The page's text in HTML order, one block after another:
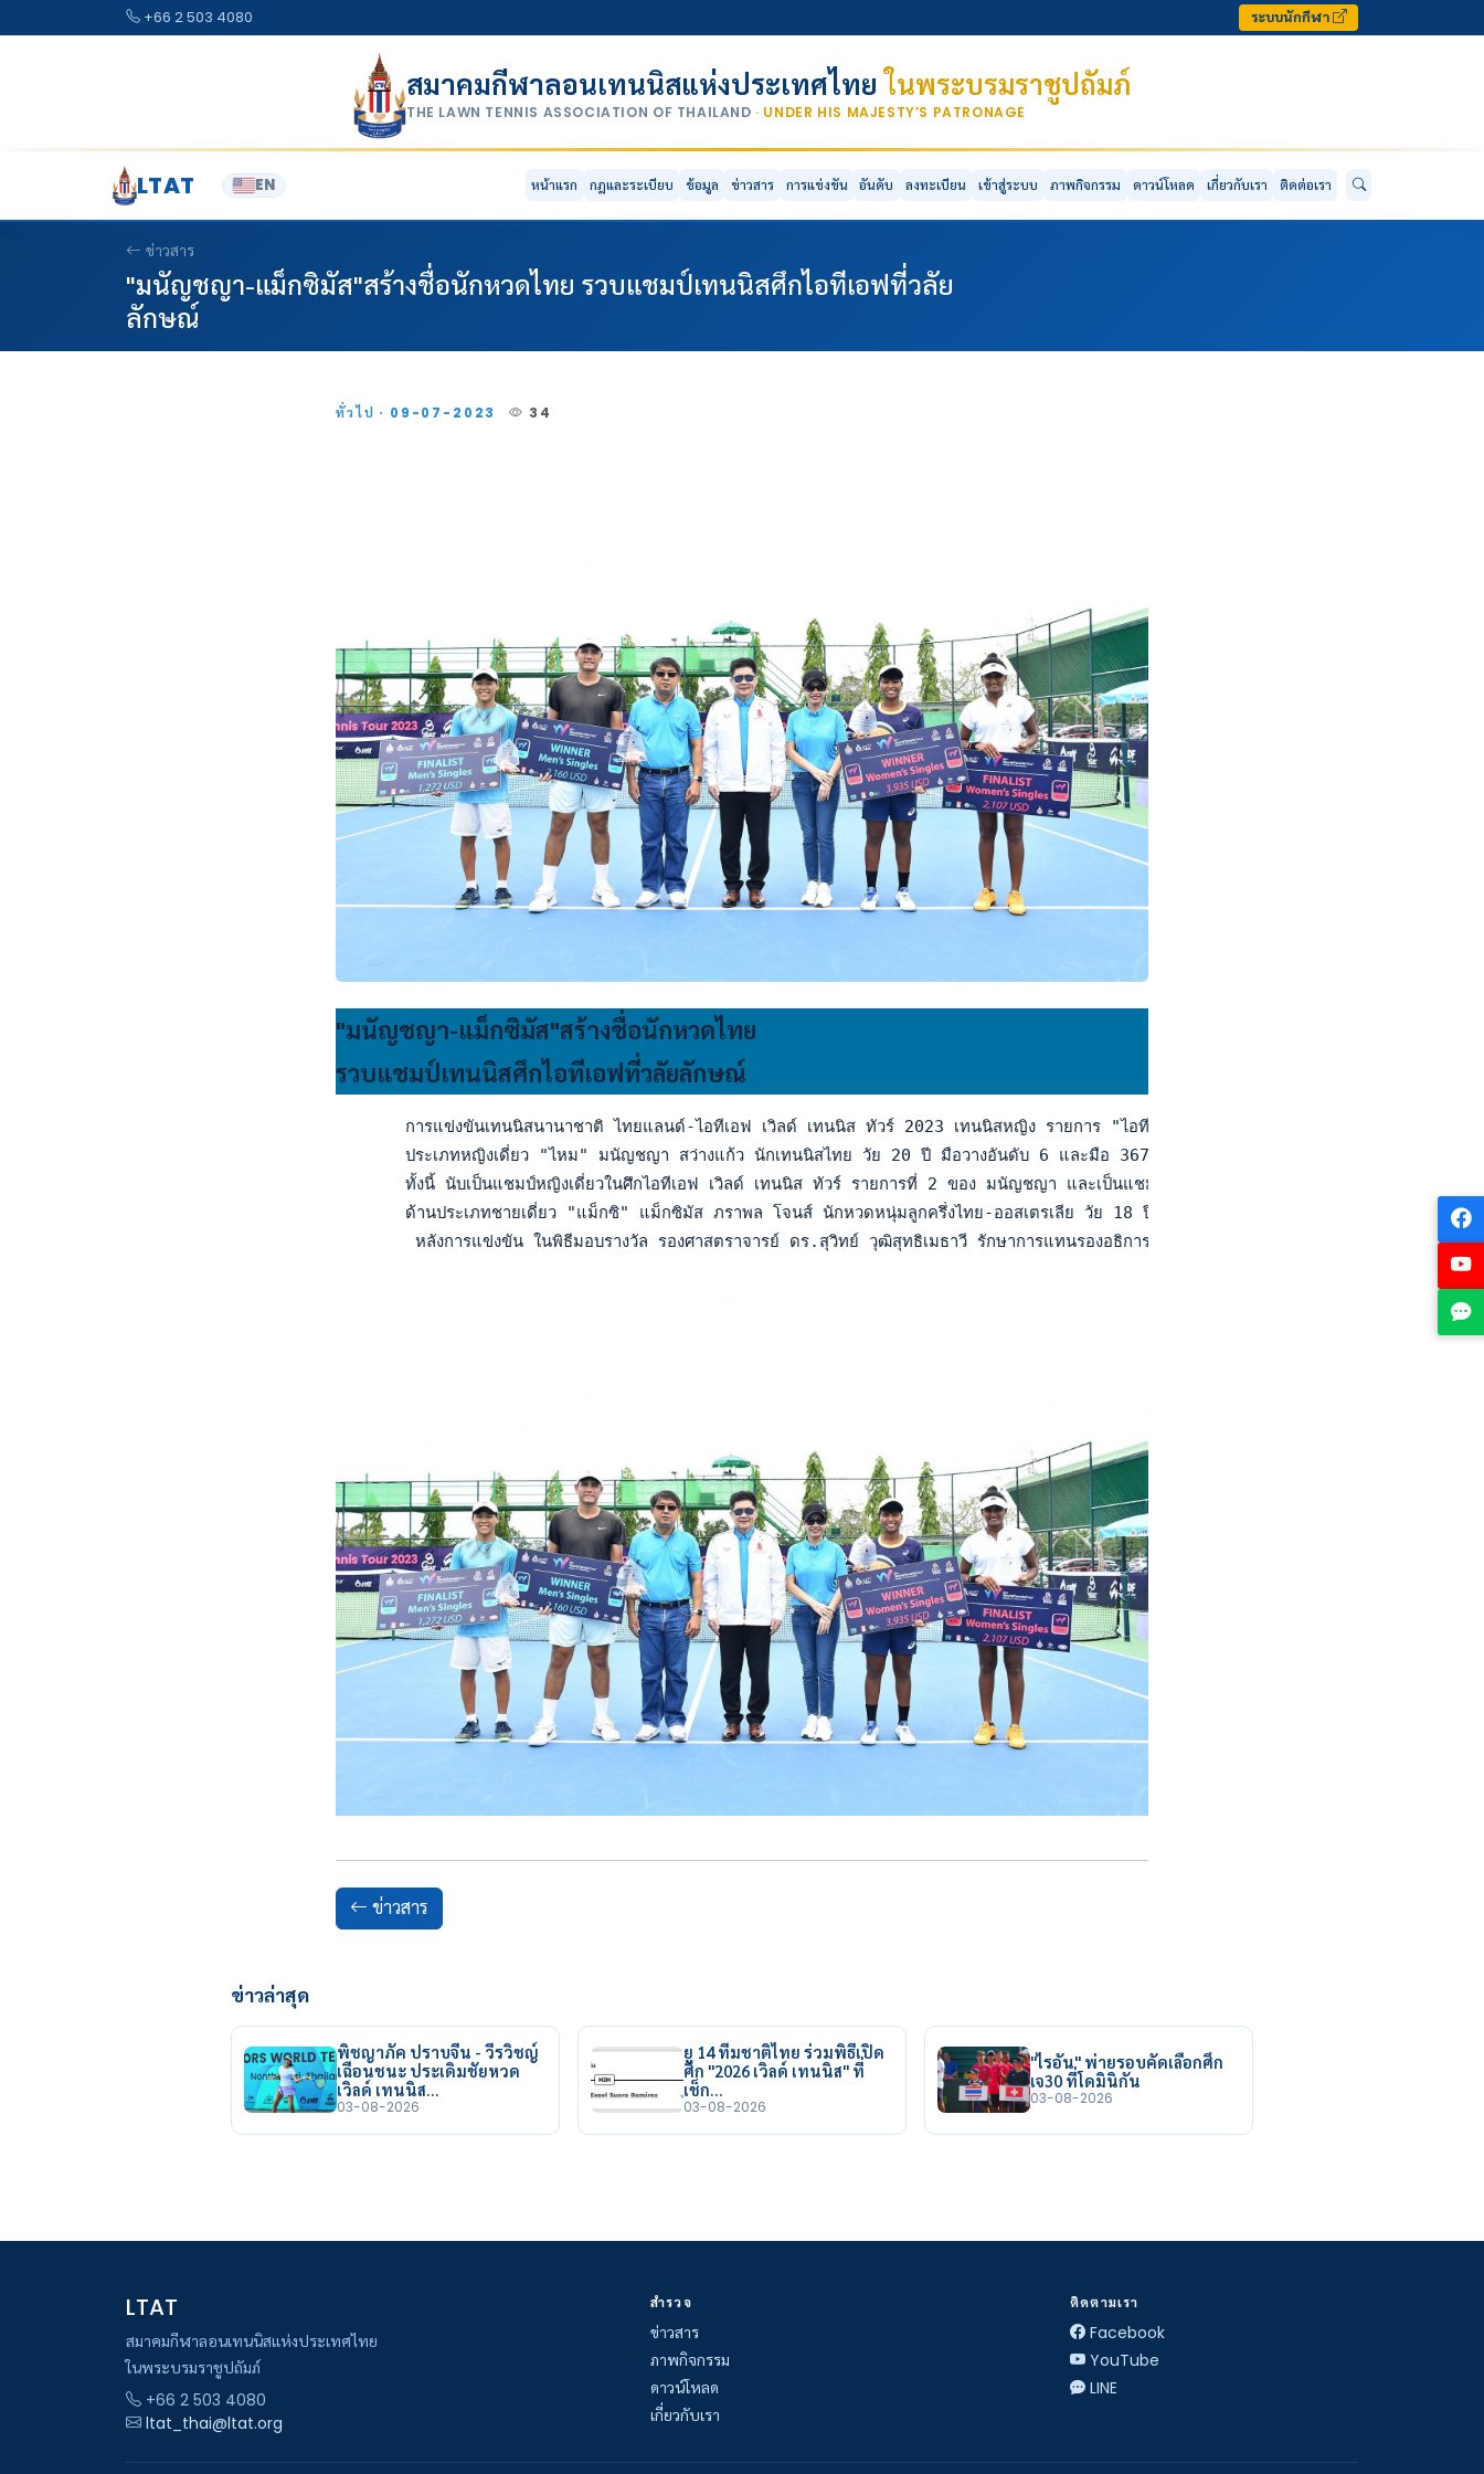
+66 2 503 4080 ระบบนักกีฬา
สมาคมกีฬาลอนเทนนิสแห่งประเทศไทยในพระบรมราชูปถัมภ์
THE LAWN TENNIS ASSOCIATION OF THAILAND · UNDER HIS MAJESTY’S PATRONAGE
LTAT EN หน้าแรก กฎและระเบียบ ข้อมูล ข่าวสาร การแข่งขัน อันดับ ลงทะเบียน เข้าสู่ระบบ ภาพกิจกรรม ดาวน์โหลด เกี่ยวกับเรา ติดต่อเรา
ข่าวสาร
"มนัญชญา-แม็กซิมัส"สร้างชื่อนักหวดไทย รวบแชมป์เทนนิสศึกไอทีเอฟที่วลัย
ลักษณ์
ทั่วไป · 09-07-2023 34
"มนัญชญา-แม็กซิมัส"สร้างชื่อนักหวดไทย
รวบแชมป์เทนนิสศึกไอทีเอฟที่วลัยลักษณ์
การแข่งขันเทนนิสนานาชาติ ไทยแลนด์-ไอทีเอฟ เวิลด์ เทนนิส ทัวร์ 2023 เทนนิสหญิง รายการ "ไอทีเอฟ โปร เซอร์กิต พรีเซนเต็ด บาย เอสเ
ประเภทหญิงเดี่ยว "ไหม" มนัญชญา สว่างแก้ว นักเทนนิสไทย วัย 20 ปี มือวางอันดับ 6 และมือ 367 โลก พบกับ สาฮาชา ยามาลาปัลลี นักหว
ทั้งนี้ นับเป็นแชมป์หญิงเดี่ยวในศึกไอทีเอฟ เวิลด์ เทนนิส ทัวร์ รายการที่ 2 ของ มนัญชญา และเป็นแชมป์แรกในรายการระดับเงินรางวัล 25,000 ดอ
ด้านประเภทชายเดี่ยว "แม็กซิ" แม็กซิมัส ภราพล โจนส์ นักหวดหนุ่มลูกครึ่งไทย-ออสเตรเลีย วัย 18 ปี จากไทย มือ 995 ของโลก ที่ได้ไวลด์กา
หลังการแข่งขัน ในพิธีมอบรางวัล รองศาสตราจารย์ ดร.สุวิทย์ วุฒิสุทธิเมธาวี รักษาการแทนรองอธิการบดี มหาวิทยาลัยวลัยลักษณ์ และรักษากา
ข่าวสาร
ข่าวล่าสุด
พิชญาภัค ปราบจีน - วีรวิชญ์
เฉือนชนะ ประเดิมชัยหวด
เวิลด์ เทนนิส…
03-08-2026
ยู 14 ทีมชาติไทย ร่วมพิธีเปิด
ศึก "2026 เวิลด์ เทนนิส" ที่
เช็ก…
03-08-2026
"ไรอัน" พ่ายรอบคัดเลือกศึก
เจ30 ที่โดมินิกัน
03-08-2026
LTAT
สมาคมกีฬาลอนเทนนิสแห่งประเทศไทย
ในพระบรมราชูปถัมภ์
+66 2 503 4080
ltat_thai@ltat.org
สำรวจ
ข่าวสาร
ภาพกิจกรรม
ดาวน์โหลด
เกี่ยวกับเรา
ติดตามเรา
Facebook
YouTube
LINE